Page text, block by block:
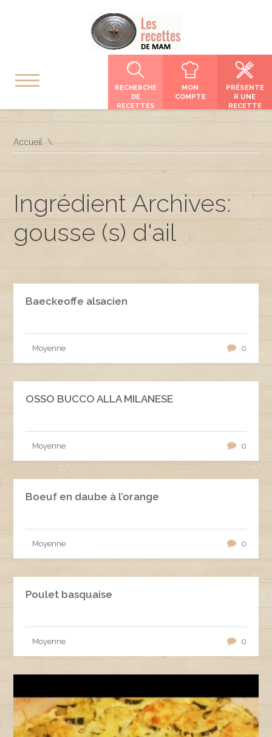
RECHERCHE
DE
RECETTES
MON
COMPTE
PRÉSENTE
R UNE
RECETTE
Accueil
Ingrédient Archives:
gousse (s) d'ail
Baeckeoffe alsacien
Moyenne 0
OSSO BUCCO ALLA MILANESE
Moyenne 0
Boeuf en daube à l’orange
Moyenne 0
Poulet basquaise
Moyenne 0